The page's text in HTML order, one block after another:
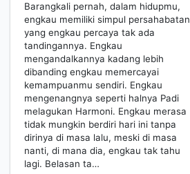
Barangkali pernah, dalam hidupmu,
engkau memiliki simpul persahabatan
yang engkau percaya tak ada
tandingannya. Engkau
mengandalkannya kadang lebih
dibanding engkau memercayai
kemampuanmu sendiri. Engkau
mengenangnya seperti halnya Padi
melagukan Harmoni. Engkau merasa
tidak mungkin berdiri hari ini tanpa
dirinya di masa lalu, meski di masa
nanti, di mana dia, engkau tak tahu
lagi. Belasan ta…